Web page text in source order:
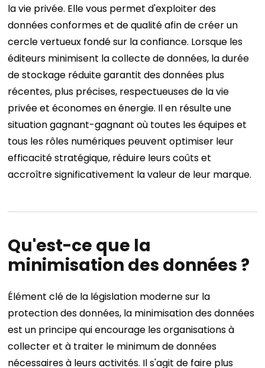
la vie privée. Elle vous permet d'exploiter des
données conformes et de qualité afin de créer un
cercle vertueux fondé sur la confiance. Lorsque les
éditeurs minimisent la collecte de données, la durée
de stockage réduite garantit des données plus
récentes, plus précises, respectueuses de la vie
privée et économes en énergie. Il en résulte une
situation gagnant-gagnant où toutes les équipes et
tous les rôles numériques peuvent optimiser leur
efficacité stratégique, réduire leurs coûts et
accroître significativement la valeur de leur marque.
Qu'est-ce que la
minimisation des données ?
Élément clé de la législation moderne sur la
protection des données, la minimisation des données
est un principe qui encourage les organisations à
collecter et à traiter le minimum de données
nécessaires à leurs activités. Il s'agit de faire plus